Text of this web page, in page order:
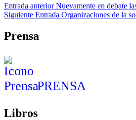
Skip
back
main
navigation
Navegación
de
entradas
Entrada anterior Nuevamente en debate
Siguiente Entrada Organizaciones de la
Prensa
PRENSA
Libros